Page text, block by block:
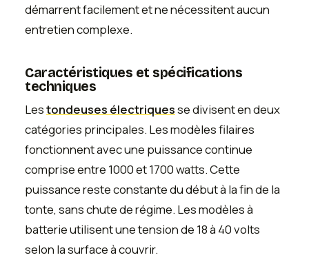
démarrent facilement et ne nécessitent aucun
entretien complexe.
Caractéristiques et spécifications
techniques
Lestondeuses électriquesse divisent en deux
catégories principales. Les modèles filaires
fonctionnent avec une puissance continue
comprise entre 1000 et 1700 watts. Cette
puissance reste constante du début à la fin de la
tonte, sans chute de régime. Les modèles à
batterie utilisent une tension de 18 à 40 volts
selon la surface à couvrir.